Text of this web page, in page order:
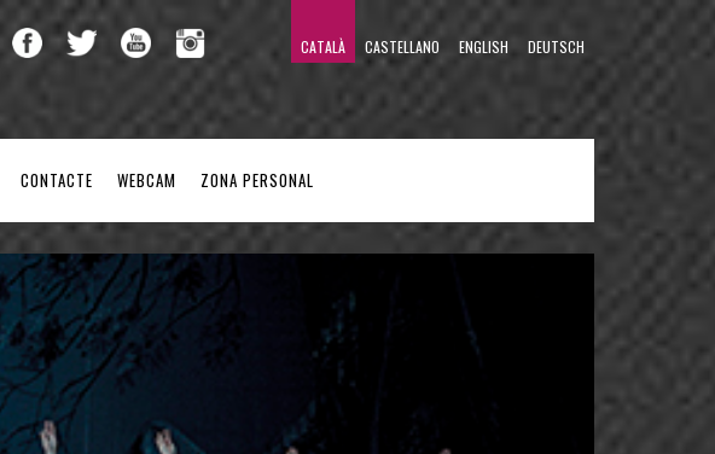
CATALÀ CASTELLANO ENGLISH DEUTSCH
CONTACTE WEBCAM ZONA PERSONAL